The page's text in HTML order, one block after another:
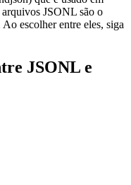
JSONL são o
escolher entre eles, siga
JSONL e